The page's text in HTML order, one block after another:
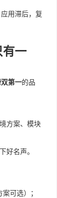
用滞后，复
一
第一的品
方案、模块
好名声。
可选）；